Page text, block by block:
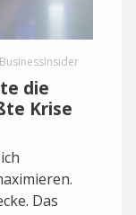
BusinessInsider
die
Krise
Das